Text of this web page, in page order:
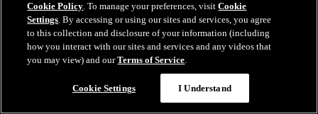
Cookie Policy. To manage your preferences, visitCookie
Settings. By accessing or using our sites and services, you agree
to this collection and disclosure of your information (including
how you interact with our sites and services and any videos that
you may view) and ourTerms of Service.
Cookie Settings I Understand